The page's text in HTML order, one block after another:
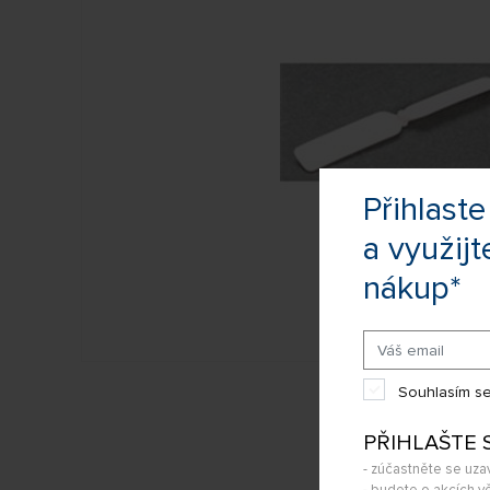
a
nákup*
Souhlasím
PŘIHLAŠTE
- zúčastněte se